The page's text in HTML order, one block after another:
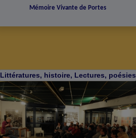
Mémoire Vivante de Portes
Littératures, histoire, Lectures, poésies